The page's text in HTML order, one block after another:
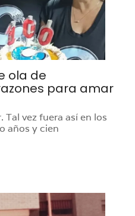
ola de
para amar
vez fuera así en los
años y cien